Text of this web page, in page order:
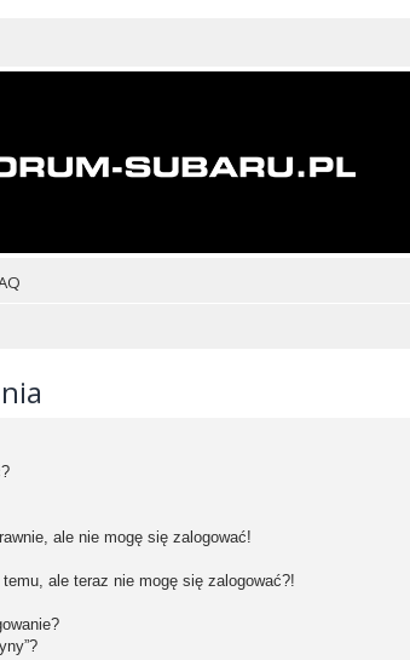
ale nie mogę się zalogować!
ale teraz nie mogę się zalogować?!